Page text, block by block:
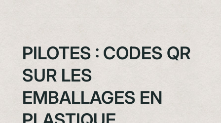
PILOTES : CODES QR
SUR LES
EMBALLAGES EN